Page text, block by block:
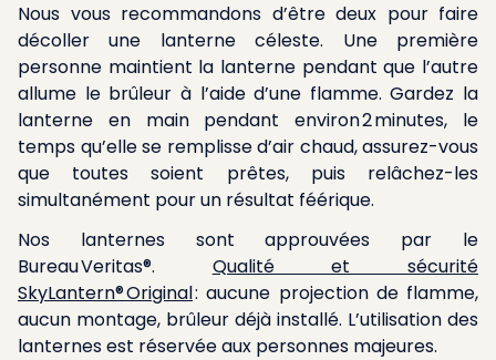
Nous vous recommandons d’être deux pour faire
décoller une lanterne céleste. Une première
personne maintient la lanterne pendant que l’autre
allume le brûleur à l’aide d’une flamme. Gardez la
lanterne en main pendant environ 2 minutes, le
temps qu’elle se remplisse d’air chaud, assurez-vous
que toutes soient prêtes, puis relâchez-les
simultanément pour un résultat féérique.
Nos lanternes sont approuvées par le
Bureau Veritas®. Qualité et sécurité
SkyLantern® Original: aucune projection de flamme,
aucun montage, brûleur déjà installé. L’utilisation des
lanternes est réservée aux personnes majeures.